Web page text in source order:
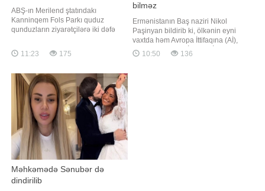
ABŞ-ın Merilend ştatındakı
Kanninqem Fols Parkı quduz
qunduzların ziyarətçilərə iki dəfə
bağlanıb. xəbər verir ki, bu barədə
RİA Novosti yerli hakimiyyət
yayıb. Bildirilib ki, quduz qunduz
çayda üzən 13 yaşlı uşağa hücum
edib. Heyvan tutulduqda
11:23 175
bilməz
Ermənistanın Baş naziri Nikol
Paşinyan bildirib ki, ölkənin eyni
vaxtda həm Avropa İttifaqına (Aİ),
həm də Avrasiya İqtisadi İttifaqına
(Aİİ) üzv olması mümkün deyil.
10:50 136
Məhkəmədə Sənubər də
dindirilib